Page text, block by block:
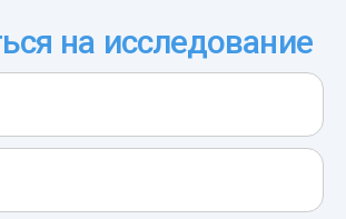
на исследование